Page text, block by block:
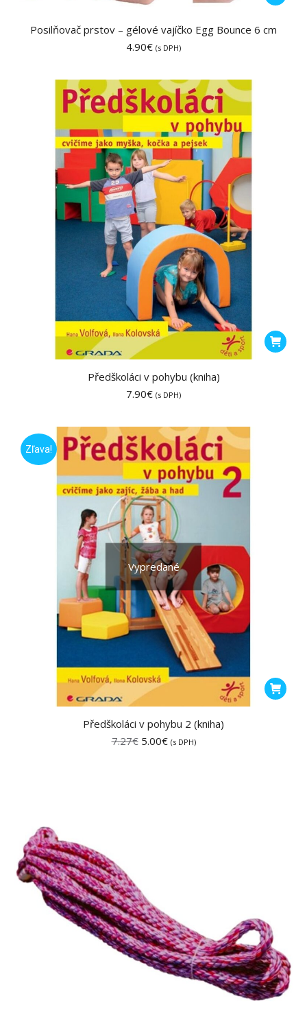
produkt
má
Posilňovač prstov – gélové vajíčko Egg Bounce 6 cm
4.90€ (s DPH)
Předškoláci v pohybu (kniha)
7.90€ (s DPH)
Zľava!
Vypredané
Předškoláci v pohybu 2 (kniha)
7.27€ Pôvodná
5.00€Aktuálna
(s DPH)